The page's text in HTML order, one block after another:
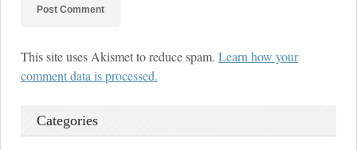
This site uses Akismet to reduce spam. Learn how your
comment data is processed.
Categories